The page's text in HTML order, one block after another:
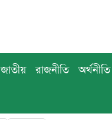
জাতীয় রাজনীতি অর্থনীতি